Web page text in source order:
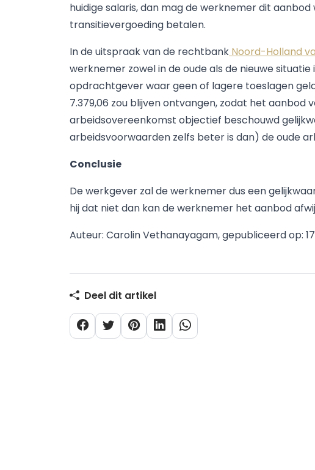
huidige salaris, dan mag de werknemer dit
transitievergoeding betalen.
In de uitspraak van de rechtbank Noord-Holland
werknemer zowel in de oude als de nieuwe
opdrachtgever waar geen of lagere toeslagen
7.379,06 zou blijven ontvangen, zodat het aanbod
arbeidsovereenkomst objectief beschouwd
arbeidsvoorwaarden zelfs beter is dan) de oude
Conclusie
De werkgever zal de werknemer dus een
hij dat niet dan kan de werknemer het aanbod
Auteur: Carolin Vethanayagam, gepubliceerd op:
Deel dit artikel